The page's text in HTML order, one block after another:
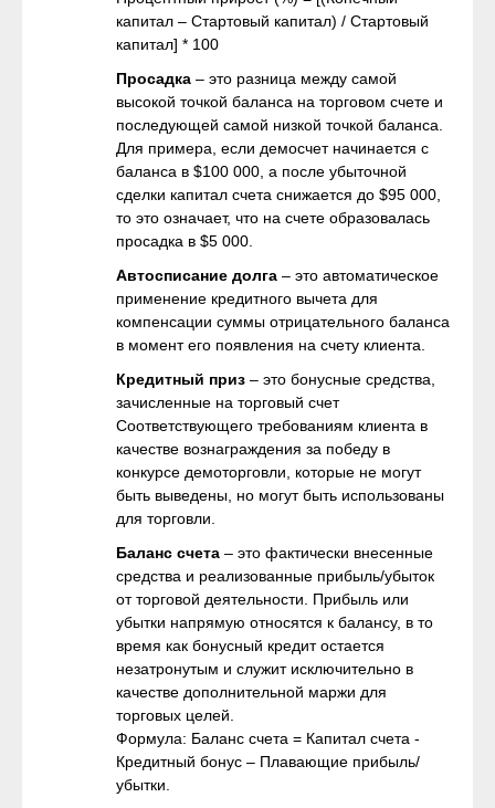
капитал – Стартовый капитал) / Стартовый
капитал] * 100
Просадка – это разница между самой
высокой точкой баланса на торговом счете и
последующей самой низкой точкой баланса.
Для примера, если демосчет начинается с
баланса в $100 000, а после убыточной
сделки капитал счета снижается до $95 000,
то это означает, что на счете образовалась
просадка в $5 000.
Автосписание долга – это автоматическое
применение кредитного вычета для
компенсации суммы отрицательного баланса
в момент его появления на счету клиента.
Кредитный приз – это бонусные средства,
зачисленные на торговый счет
Соответствующего требованиям клиента в
качестве вознаграждения за победу в
конкурсе демоторговли, которые не могут
быть выведены, но могут быть использованы
для торговли.
Баланс счета – это фактически внесенные
средства и реализованные прибыль/убыток
от торговой деятельности. Прибыль или
убытки напрямую относятся к балансу, в то
время как бонусный кредит остается
незатронутым и служит исключительно в
качестве дополнительной маржи для
торговых целей.
Формула: Баланс счета = Капитал счета -
Кредитный бонус – Плавающие прибыль/
убытки.